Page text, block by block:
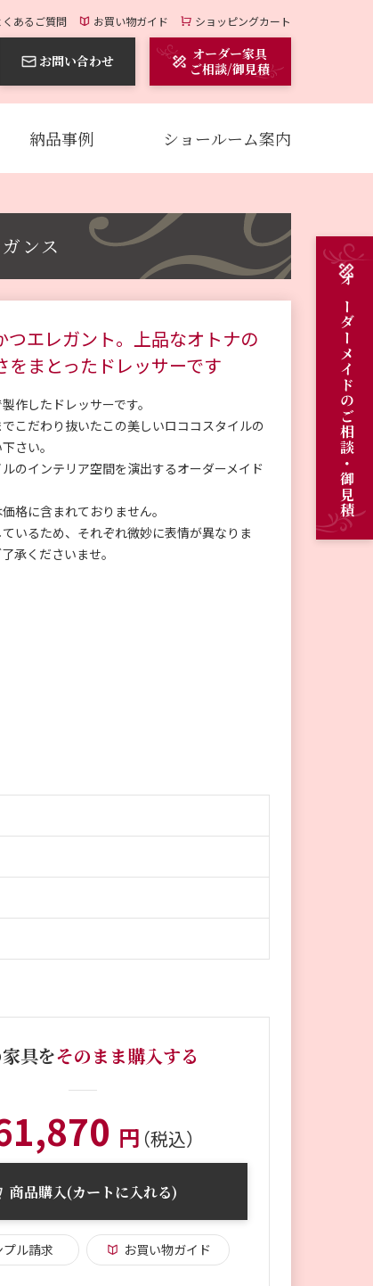
くあるご質問 お買い物ガイド ショッピングカート
お問い合わせ
オーダー家具
ご相談/御見積
納品事例 ショールーム案内
オーダーメイドのご相談・御見積
ンス
つエレガント。上品なオトナの
をまとったドレッサーです
作したドレッサーです。
こだわり抜いたこの美しいロココスタイルの
さい。
のインテリア空間を演出するオーダーメイド
格に含まれておりません。
いるため、それぞれ微妙に表情が異なりま
承くださいませ。
具をそのまま購入する
円（税込）
商品購入(カートに入れる)
プル請求 お買い物ガイド